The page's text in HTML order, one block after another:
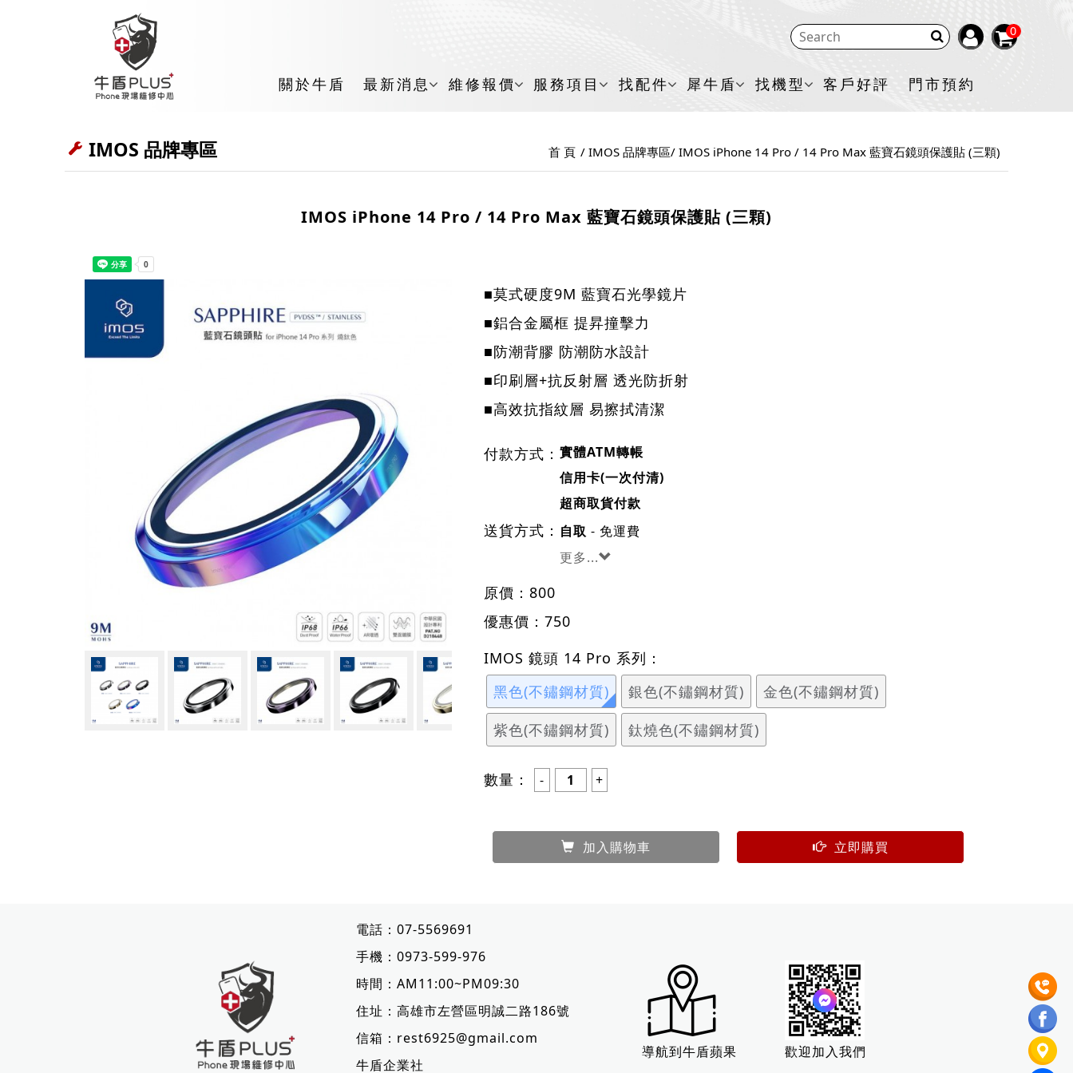
0
關於牛盾 最新消息 維修報價 服務項目 找配件 犀牛盾 找機型 客戶好評 門市預約
IMOS 品牌專區 首 頁 IMOS 品牌專區 IMOS iPhone 14 Pro / 14 Pro Max 藍寶石鏡頭保護貼 (三顆)
IMOS iPhone 14 Pro / 14 Pro Max 藍寶石鏡頭保護貼 (三顆)
■莫式硬度9M 藍寶石光學鏡片
■鋁合金屬框 提昇撞擊力
■防潮背膠 防潮防水設計
■印刷層+抗反射層 透光防折射
■高效抗指紋層 易擦拭清潔
付款方式： 實體ATM轉帳
信用卡(一次付清)
超商取貨付款
送貨方式： 自取 - 免運費
更多...
原價： 800
優惠價： 750
IMOS 鏡頭 14 Pro 系列：
黑色(不鏽鋼材質)
銀色(不鏽鋼材質)
金色(不鏽鋼材質)
紫色(不鏽鋼材質)
鈦燒色(不鏽鋼材質)
數量：
加入購物車 立即購買
電話：07-5569691
手機：0973-599-976
時間：AM11:00~PM09:30
住址：高雄市左營區明誠二路186號
信箱： rest6925@gmail.com
牛盾企業社
導航到牛盾蘋果 歡迎加入我們